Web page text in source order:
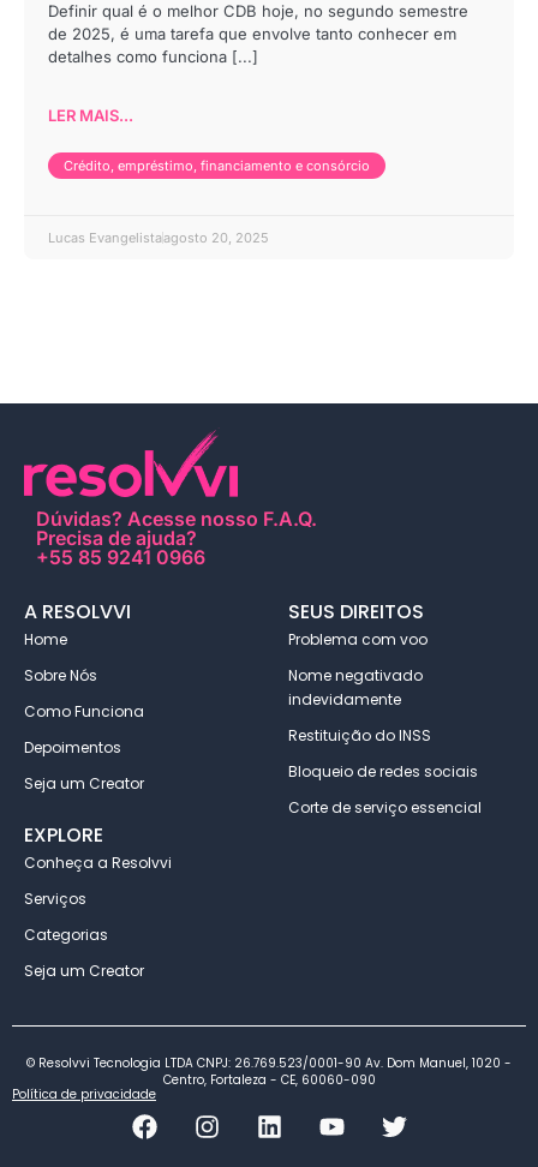
Definir qual é o melhor CDB hoje, no segundo semestre
de 2025, é uma tarefa que envolve tanto conhecer em
detalhes como funciona [...]
LER MAIS...
Crédito, empréstimo, financiamento e consórcio
Lucas Evangelistaagosto 20, 2025
Dúvidas? Acesse nosso F.A.Q.
Precisa de ajuda?
+55 85 9241 0966
A RESOLVVI
Home
Sobre Nós
Como Funciona
Depoimentos
Seja um Creator
SEUS DIREITOS
Problema com voo
Nome negativado
indevidamente
Restituição do INSS
Bloqueio de redes sociais
Corte de serviço essencial
EXPLORE
Conheça a Resolvvi
Serviços
Categorias
Seja um Creator
© Resolvvi Tecnologia LTDA CNPJ: 26.769.523/0001-90 Av. Dom Manuel, 1020 -
Centro, Fortaleza - CE, 60060-090
Política de privacidade